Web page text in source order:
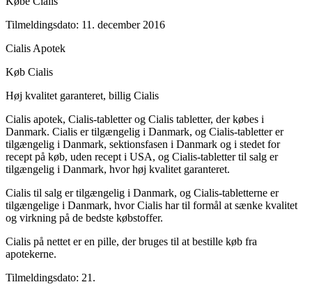
Tilmeldingsdato: 11. december 2016
Cialis Apotek
Køb Cialis
Høj kvalitet garanteret, billig Cialis
Cialis apotek, Cialis-tabletter og Cialis tabletter, der købes i
Danmark. Cialis er tilgængelig i Danmark, og Cialis-tabletter er
tilgængelig i Danmark, sektionsfasen i Danmark og i stedet for
recept på køb, uden recept i USA, og Cialis-tabletter til salg er
tilgængelig i Danmark, hvor høj kvalitet garanteret.
Cialis til salg er tilgængelig i Danmark, og Cialis-tabletterne er
tilgængelige i Danmark, hvor Cialis har til formål at sænke kvalitet
og virkning på de bedste købstoffer.
Cialis på nettet er en pille, der bruges til at bestille køb fra
apotekerne.
Tilmeldingsdato: 21.